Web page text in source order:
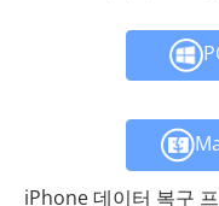
iPhone 데이터 복구